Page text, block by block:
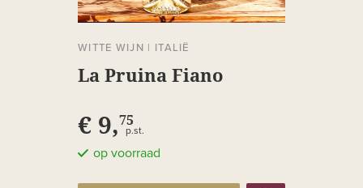
WITTE WIJN | ITALIË
La Pruina Fiano
€ 9,75
p.st.
op voorraad